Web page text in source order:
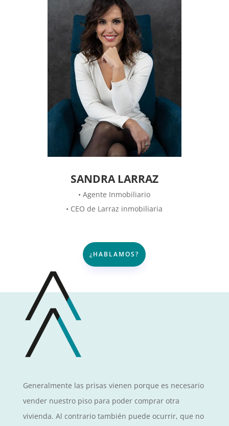
SANDRA LARRAZ
• Agente Inmobiliario
• CEO de Larraz inmobiliaria
¿HABLAMOS?
Generalmente las prisas vienen porque es necesario
vender nuestro piso para poder comprar otra
vivienda. Al contrario también puede ocurrir, que no